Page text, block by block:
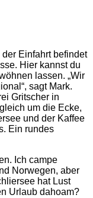
Einfahrt befindet
Hier kannst du
lassen. „Wir
sagt Mark.
Gritscher in
um die Ecke,
und der Kaffee
Ein rundes
Ich campe
Norwegen, aber
hat Lust
Urlaub dahoam?